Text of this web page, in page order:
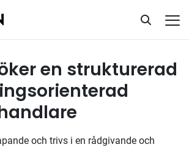
en strukturerad
och trivs i en rådgivande och